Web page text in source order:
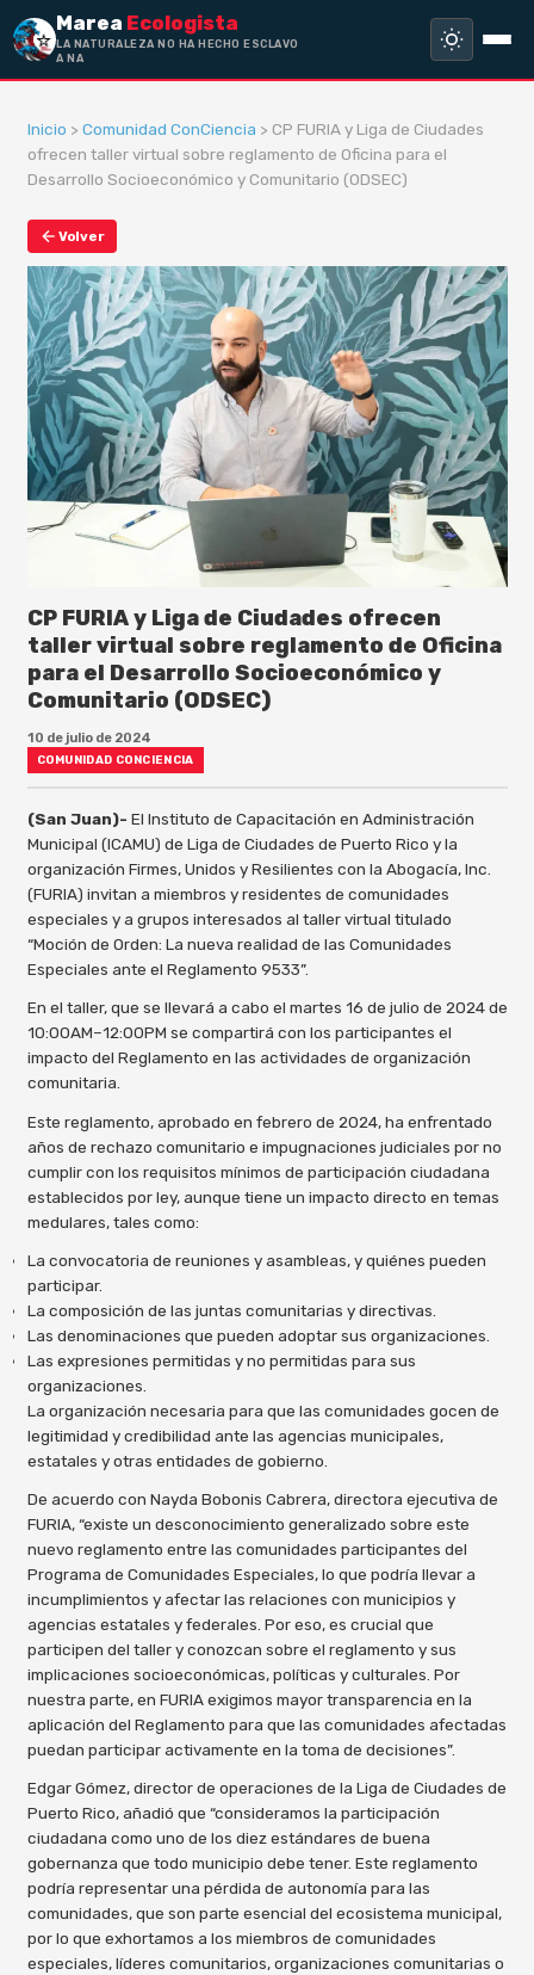
Marea Ecologista
LA NATURALEZA NO HA HECHO ESCLAVO
A NADIE,
Inicio > Comunidad ConCiencia > CP FURIA y Liga de Ciudades
ofrecen taller virtual sobre reglamento de Oficina para el
Desarrollo Socioeconómico y Comunitario (ODSEC)
Volver
CP FURIA y Liga de Ciudades ofrecen
taller virtual sobre reglamento de Oficina
para el Desarrollo Socioeconómico y
Comunitario (ODSEC)
10 de julio de 2024
COMUNIDAD CONCIENCIA
(San Juan)- El Instituto de Capacitación en Administración
Municipal (ICAMU) de Liga de Ciudades de Puerto Rico y la
organización Firmes, Unidos y Resilientes con la Abogacía, Inc.
(FURIA) invitan a miembros y residentes de comunidades
especiales y a grupos interesados al taller virtual titulado
“Moción de Orden: La nueva realidad de las Comunidades
Especiales ante el Reglamento 9533”.
En el taller, que se llevará a cabo el martes 16 de julio de 2024 de
10:00AM–12:00PM se compartirá con los participantes el
impacto del Reglamento en las actividades de organización
comunitaria.
Este reglamento, aprobado en febrero de 2024, ha enfrentado
años de rechazo comunitario e impugnaciones judiciales por no
cumplir con los requisitos mínimos de participación ciudadana
establecidos por ley, aunque tiene un impacto directo en temas
medulares, tales como:
La convocatoria de reuniones y asambleas, y quiénes pueden
participar.
La composición de las juntas comunitarias y directivas.
Las denominaciones que pueden adoptar sus organizaciones.
Las expresiones permitidas y no permitidas para sus
organizaciones.
La organización necesaria para que las comunidades gocen de
legitimidad y credibilidad ante las agencias municipales,
estatales y otras entidades de gobierno.
De acuerdo con Nayda Bobonis Cabrera, directora ejecutiva de
FURIA, “existe un desconocimiento generalizado sobre este
nuevo reglamento entre las comunidades participantes del
Programa de Comunidades Especiales, lo que podría llevar a
incumplimientos y afectar las relaciones con municipios y
agencias estatales y federales. Por eso, es crucial que
participen del taller y conozcan sobre el reglamento y sus
implicaciones socioeconómicas, políticas y culturales. Por
nuestra parte, en FURIA exigimos mayor transparencia en la
aplicación del Reglamento para que las comunidades afectadas
puedan participar activamente en la toma de decisiones”.
Edgar Gómez, director de operaciones de la Liga de Ciudades de
Puerto Rico, añadió que “consideramos la participación
ciudadana como uno de los diez estándares de buena
gobernanza que todo municipio debe tener. Este reglamento
podría representar una pérdida de autonomía para las
comunidades, que son parte esencial del ecosistema municipal,
por lo que exhortamos a los miembros de comunidades
especiales, líderes comunitarios, organizaciones comunitarias o